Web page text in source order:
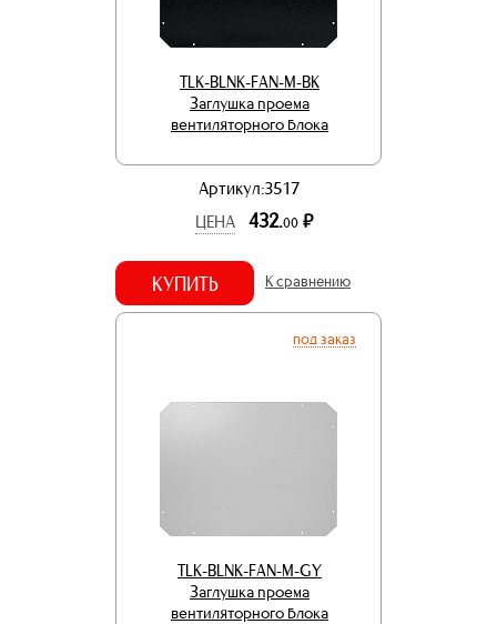
TLK-BLNK-FAN-M-BK
Заглушка проема
вентиляторного блока
Артикул:3517
ЦЕНА
432.00 р.
КУПИТЬ К сравнению
под заказ
TLK-BLNK-FAN-M-GY
Заглушка проема
вентиляторного блока